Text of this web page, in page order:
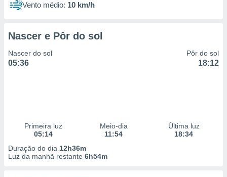
1199
Vento médio: 10 km/h
Nascer e Pôr do sol
Nascer do sol
05:36
Pôr do sol
18:12
Primeira luz
05:14
Meio-dia
11:54
Última luz
18:34
Duração do dia 12h36m
Luz da manhã restante 6h54m